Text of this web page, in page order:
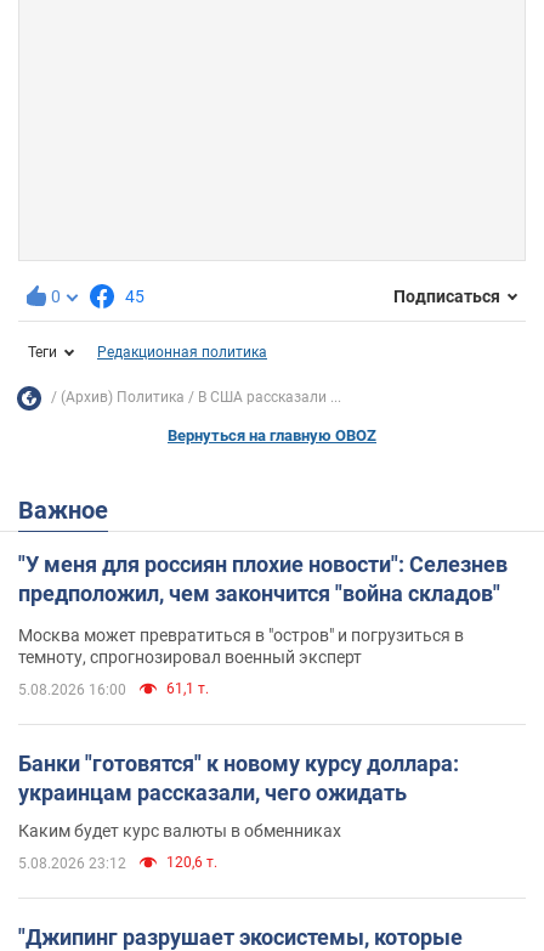
0 45 Подписаться
Теги Редакционная политика
(Архив) Политика В США рассказали ...
Вернуться на главную OBOZ
Важное
"У меня для россиян плохие новости": Селезнев
предположил, чем закончится "война складов"
Москва может превратиться в "остров" и погрузиться в
темноту, спрогнозировал военный эксперт
5.08.2026 16:00 61,1 т.
Банки "готовятся" к новому курсу доллара:
украинцам рассказали, чего ожидать
Каким будет курс валюты в обменниках
5.08.2026 23:12 120,6 т.
"Джипинг разрушает экосистемы, которые